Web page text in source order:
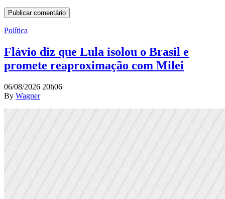
Política
Flávio diz que Lula isolou o Brasil e
promete reaproximação com Milei
06/08/2026 20h06
By Wagner